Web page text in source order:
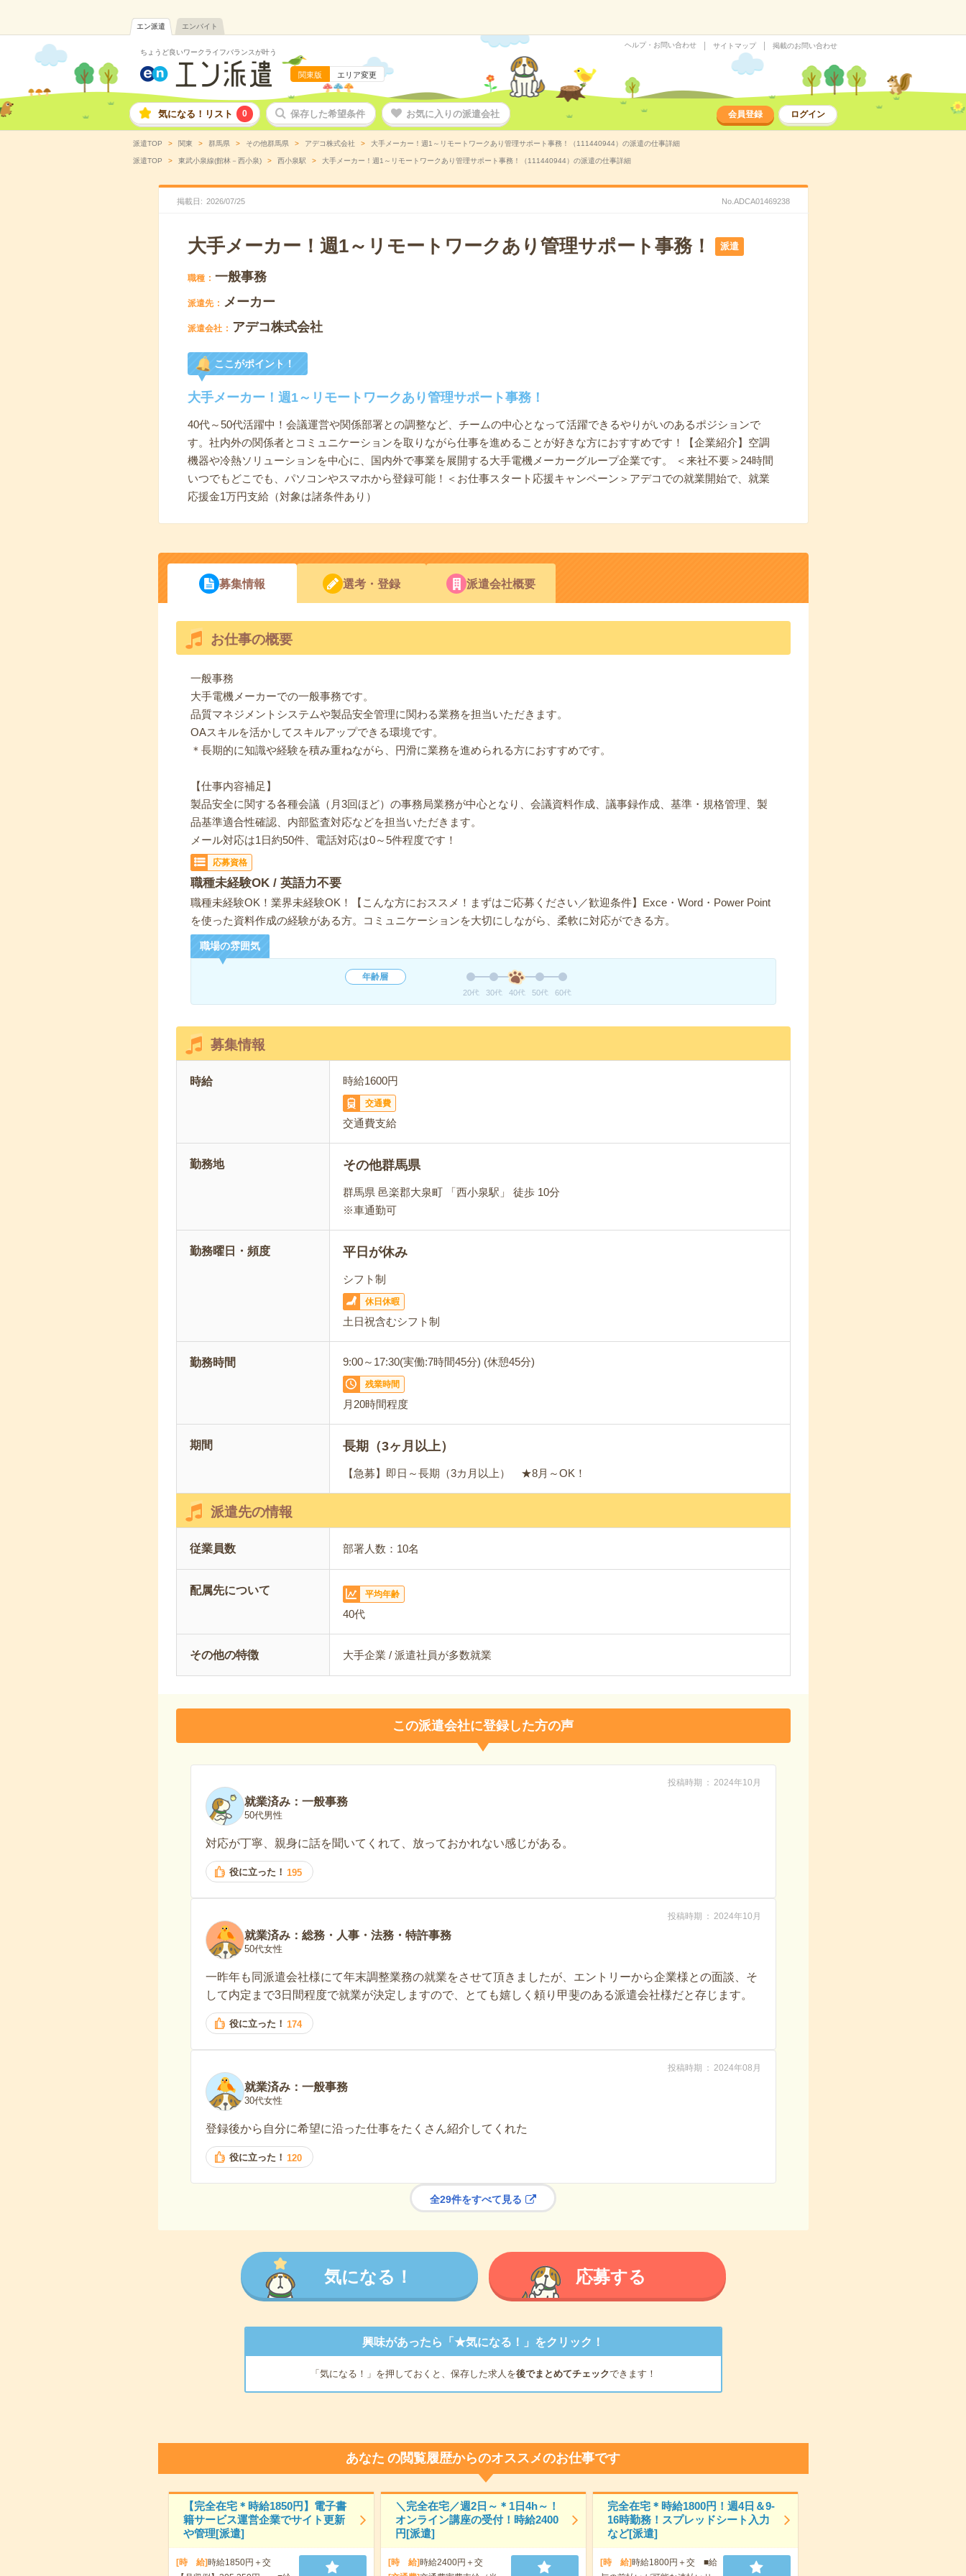
エン派遣 エンバイト
ちょうど良いワークライフバランスが叶う
関東版 エリア変更
ヘルプ・お問い合わせ サイトマップ 掲載のお問い合わせ
気になる！リスト 0 保存した希望条件 お気に入りの派遣会社 会員登録 ログイン
派遣TOP 関東 群馬県 その他群馬県 アデコ株式会社 大手メーカー！週1～リモートワークあり管理サポート事務！（111440944）の派遣の仕事詳細
派遣TOP 東武小泉線(館林－西小泉) 西小泉駅 大手メーカー！週1～リモートワークあり管理サポート事務！（111440944）の派遣の仕事詳細
掲載日 2026/07/25 No.ADCA01469238
大手メーカー！週1～リモートワークあり管理サポート事務！ 派遣
職種 一般事務
派遣先 メーカー
派遣会社 アデコ株式会社
ここがポイント！
大手メーカー！週1～リモートワークあり管理サポート事務！
40代～50代活躍中！会議運営や関係部署との調整など、チームの中心となって活躍できるやりがいのあるポジションで
す。社内外の関係者とコミュニケーションを取りながら仕事を進めることが好きな方におすすめです！【企業紹介】空調
機器や冷熱ソリューションを中心に、国内外で事業を展開する大手電機メーカーグループ企業です。 ＜来社不要＞24時間
いつでもどこでも、パソコンやスマホから登録可能！＜お仕事スタート応援キャンペーン＞アデコでの就業開始で、就業
応援金1万円支給（対象は諸条件あり）
募集情報 選考・登録 派遣会社概要
お仕事の概要
一般事務
大手電機メーカーでの一般事務です。
品質マネジメントシステムや製品安全管理に関わる業務を担当いただきます。
OAスキルを活かしてスキルアップできる環境です。
＊長期的に知識や経験を積み重ねながら、円滑に業務を進められる方におすすめです。
【仕事内容補足】
製品安全に関する各種会議（月3回ほど）の事務局業務が中心となり、会議資料作成、議事録作成、基準・規格管理、製
品基準適合性確認、内部監査対応などを担当いただきます。
メール対応は1日約50件、電話対応は0～5件程度です！
応募資格
職種未経験OK / 英語力不要
職種未経験OK！業界未経験OK！【こんな方におススメ！まずはご応募ください／歓迎条件】Exce・Word・Power Point
を使った資料作成の経験がある方。コミュニケーションを大切にしながら、柔軟に対応ができる方。
職場の雰囲気
年齢層
20代 30代 40代 50代 60代
募集情報
時給 時給1600円
交通費
交通費支給
勤務地 その他群馬県
群馬県 邑楽郡大泉町 「西小泉駅」 徒歩 10分
※車通勤可
勤務曜日・頻度 平日が休み
シフト制
休日休暇
土日祝含むシフト制
勤務時間 9:00～17:30(実働:7時間45分) (休憩45分)
残業時間
月20時間程度
期間 長期（3ヶ月以上）
【急募】即日～長期（3カ月以上） ★8月～OK！
派遣先の情報
従業員数 部署人数：10名
配属先について 平均年齢
40代
その他の特徴 大手企業 / 派遣社員が多数就業
この派遣会社に登録した方の声
投稿時期 2024年10月
就業済み：一般事務
50代男性
対応が丁寧、親身に話を聞いてくれて、放っておかれない感じがある。
役に立った！ 195
投稿時期 2024年10月
就業済み：総務・人事・法務・特許事務
50代女性
一昨年も同派遣会社様にて年末調整業務の就業をさせて頂きましたが、エントリーから企業様との面談、そ
して内定まで3日間程度で就業が決定しますので、とても嬉しく頼り甲斐のある派遣会社様だと存じます。
役に立った！ 174
投稿時期 2024年08月
就業済み：一般事務
30代女性
登録後から自分に希望に沿った仕事をたくさん紹介してくれた
役に立った！ 120
全29件をすべて見る
気になる！ 応募する
興味があったら「★気になる！」をクリック！
「気になる！」を押しておくと、保存した求人を後でまとめてチェックできます！
あなた の閲覧履歴からのオススメのお仕事です
【完全在宅＊時給1850円】電子書
籍サービス運営企業でサイト更新
や管理[派遣]
[時 給]時給1850円＋交
＼完全在宅／週2日～＊1日4h～！
オンライン講座の受付！時給2400
円[派遣]
[時 給]時給2400円＋交
完全在宅＊時給1800円！週4日＆9-
16時勤務！スプレッドシート入力
など[派遣]
[時 給]時給1800円＋交 ■給